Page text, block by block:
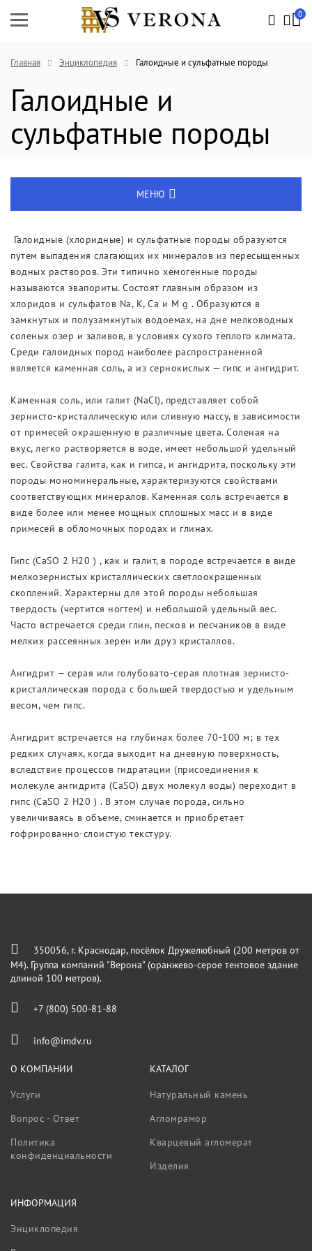
0
Главная Энциклопедия Галоидные и сульфатные породы
Галоидные и
сульфатные породы
МЕНЮ
Новости
Выставки
Галоидные (хлоридные) и сульфатные породы образуются
путем выпадения слагающих их минералов из пересыщенных
водных растворов. Эти типично хемогенные породы
называются эвапориты. Состоят главным образом из
хлоридов и сульфатов Na, К, Са и M g . Образуются в
замкнутых и полузамкнутых водоемах, на дне мелководных
соленых озер и заливов, в условиях сухого теплого климата.
Среди галоидных пород наиболее распространенной
является каменная соль, а из сернокислых — гипс и ангидрит.
Каменная соль, или галит (NaCl), представляет собой
зернисто-кристаллическую или сливную массу, в зависимости
от примесей окрашенную в различные цвета. Соленая на
вкус, легко растворяется в воде, имеет небольшой удельный
вес. Свойства галита, как и гипса, и ангидрита, поскольку эти
породы мономинеральные, характеризуются свойствами
соответствующих минералов. Каменная соль встречается в
виде более или менее мощных сплошных масс и в виде
примесей в обломочных породах и глинах.
Гипс (CaSO 2 H20 ) , как и галит, в породе встречается в виде
мелкозернистых кристаллических светлоокрашенных
скоплений. Характерны для этой породы небольшая
твердость (чертится ногтем) и небольшой удельный вес.
Часто встречается среди глин, песков и песчаников в виде
мелких рассеянных зерен или друз кристаллов.
Ангидрит — серая или голубовато-серая плотная зернисто-
кристаллическая порода с большей твердостью и удельным
весом, чем гипс.
Ангидрит встречается на глубинах более 70-100 м; в тех
редких случаях, когда выходит на дневную поверхность,
вследствие процессов гидратации (присоединения к
молекуле ангидрита (CaSO) двух молекул воды) переходит в
гипс (CaSO 2 Н20 ) . В этом случае порода, сильно
увеличиваясь в объеме, сминается и приобретает
гофрированно-слоистую текстуру.
350056, г. Краснодар, посёлок Дружелюбный (200 метров от
М4). Группа компаний "Верона" (оранжево-серое тентовое здание
длиной 100 метров).
+7 (800) 500-81-88
info@imdv.ru
О КОМПАНИИ
Услуги
Вопрос - Ответ
Политика
конфиденциальности
КАТАЛОГ
Натуральный камень
Агломрамор
Кварцевый агломерат
Изделия
ИНФОРМАЦИЯ
Энциклопедия